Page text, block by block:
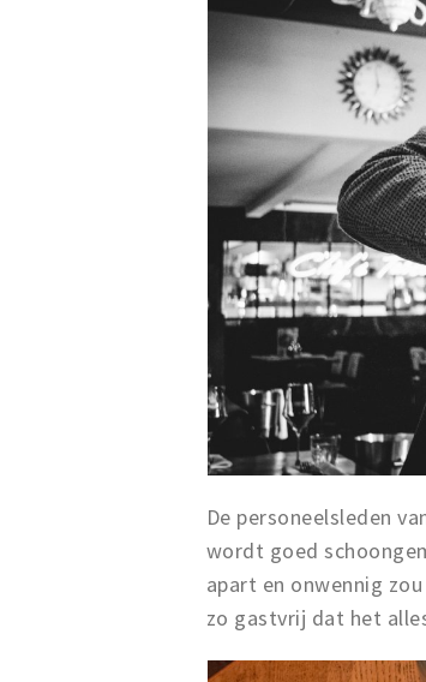
De personeelsleden
wordt goed
apart en onwennig
zo gastvrij dat het